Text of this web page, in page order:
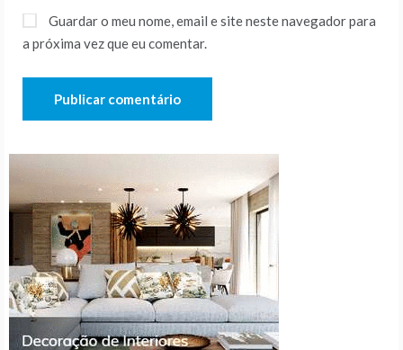
Guardar o meu nome, email e site neste navegador para
a próxima vez que eu comentar.